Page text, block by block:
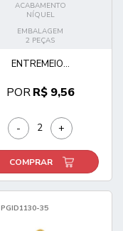
ACABAMENTO
NÍQUEL
EMBALAGEM
2 PEÇAS
ENTREMEIO...
PORR$ 9,56
- +
COMPRAR
PGID1130-35